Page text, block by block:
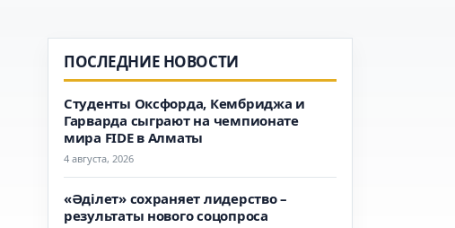
ПОСЛЕДНИЕ НОВОСТИ
Студенты Оксфорда, Кембриджа и
Гарварда сыграют на чемпионате
мира FIDE в Алматы
4 августа, 2026
«Әділет» сохраняет лидерство –
результаты нового соцопроса